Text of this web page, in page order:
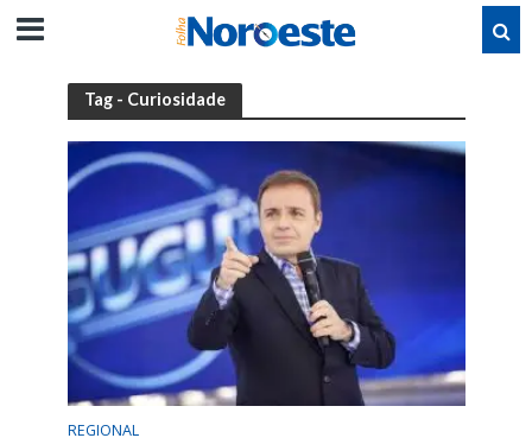
Tag - Curiosidade
REGIONAL